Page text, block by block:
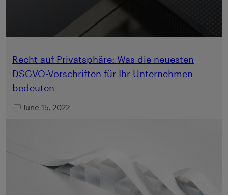
Recht auf Privatsphäre: Was die neuesten
DSGVO-Vorschriften für Ihr Unternehmen
bedeuten
June 15, 2022